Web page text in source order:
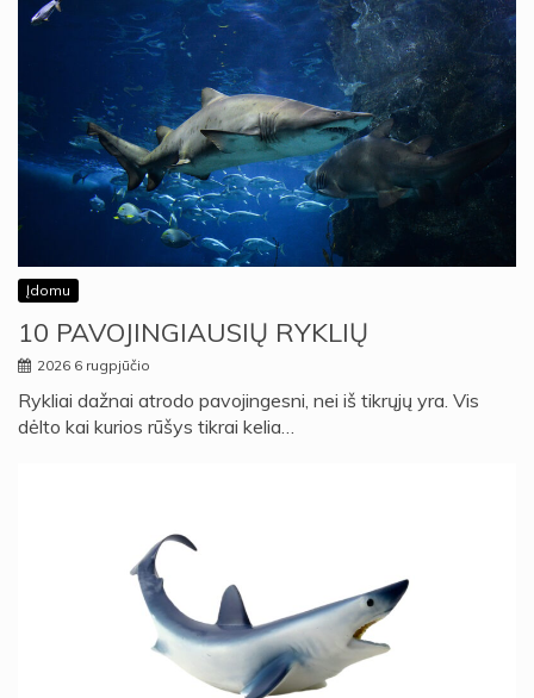
Įdomu
10 PAVOJINGIAUSIŲ RYKLIŲ
2026 6 rugpjūčio
Rykliai dažnai atrodo pavojingesni, nei iš tikrųjų yra. Vis
dėlto kai kurios rūšys tikrai kelia…